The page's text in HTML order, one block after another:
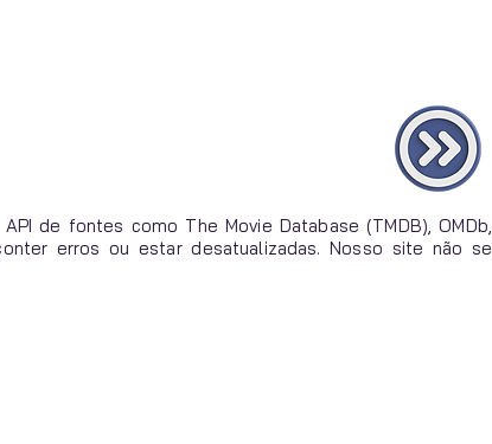
de fontes como The Movie Database (TMDB), OMDb,
erros ou estar desatualizadas. Nosso site não se